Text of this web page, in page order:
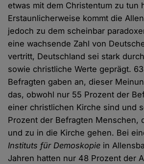
etwas mit dem Christentum zu tun
Erstaunlicherweise kommt die
jedoch zu dem scheinbar
eine wachsende Zahl von
vertritt, Deutschland sei stark
sowie christliche Werte geprägt.
Befragten gaben an, dieser
das, obwohl nur 55 Prozent der
einer christlichen Kirche sind und
Prozent der Befragten Menschen,
und zu in die Kirche gehen. Bei
Instituts für Demoskopie in
Jahren hatten nur 48 Prozent der